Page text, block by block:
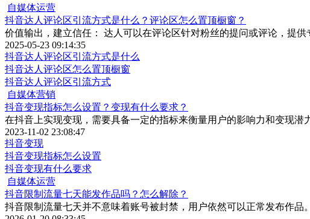
抖音达人评论区引流方式是什么？评论区怎么置顶橱窗？
价值输出，建立信任： 达人可以在评论区针对粉丝的提问或评论，提供
2025-05-23 09:14:35
抖音达人评论区引流方式是什么
抖音达人评论区怎么置顶橱窗
抖音达人评论区引流方式
自媒体营销
抖音变现指标怎么设置？变现有什么要求？
在抖音上实现变现，需要具备一定的指标来衡量用户的影响力和变现潜
2023-11-02 23:08:47
抖音变现
抖音变现指标怎么设置
抖音变现有什么要求
自媒体运营
抖音限制流量七天能发作品吗？怎么解除？
抖音限制流量七天并不意味着账号被封禁，用户依然可以正常发布作